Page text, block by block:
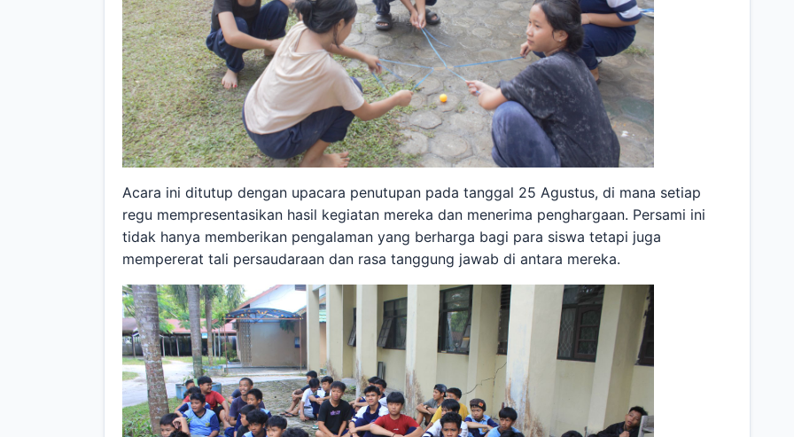
Acara ini ditutup dengan upacara penutupan pada tanggal 25 Agustus, di mana setiap
regu mempresentasikan hasil kegiatan mereka dan menerima penghargaan. Persami ini
tidak hanya memberikan pengalaman yang berharga bagi para siswa tetapi juga
mempererat tali persaudaraan dan rasa tanggung jawab di antara mereka.